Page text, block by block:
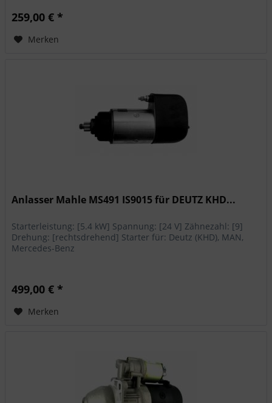
259,00 € *
Merken
Anlasser Mahle MS491 IS9015 für DEUTZ KHD...
Starterleistung: [5.4 kW] Spannung: [24 V] Zähnezahl: [9]
Drehung: [rechtsdrehend] Starter für: Deutz (KHD), MAN,
Mercedes-Benz
499,00 € *
Merken